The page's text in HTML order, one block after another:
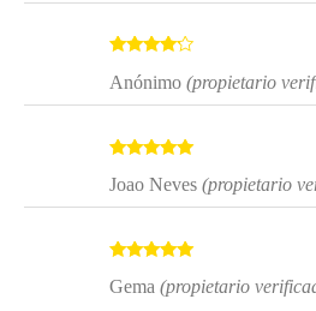
con4de 5
Anónimo (propietario
con5 de 5
Joao Neves (propietario
con5de 5
Gema (propietario